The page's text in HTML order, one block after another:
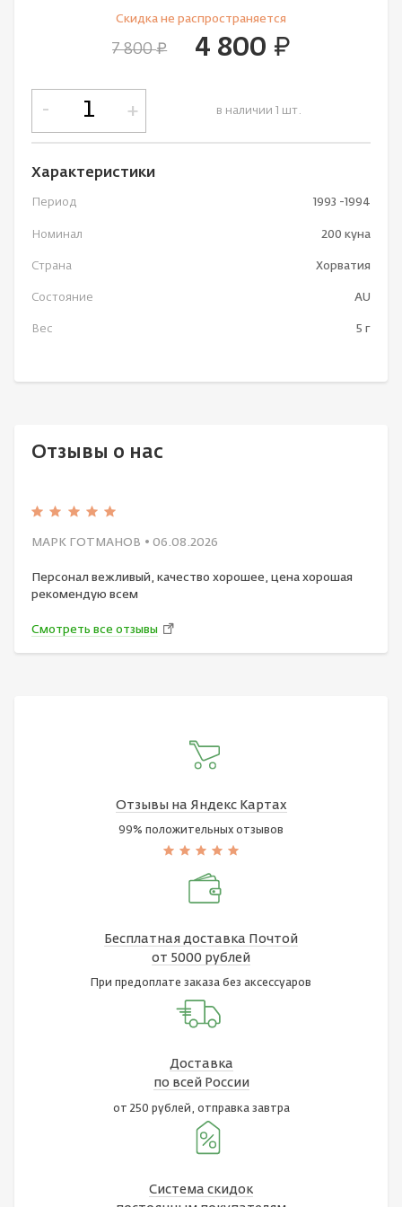
7 800руб. 4 800 руб.
в наличии 1 шт.
- +
Cкидка не рaспространяется
Характеристики
Период 1993 -1994
Номинал 200 куна
Страна Хорватия
Состояние AU
Вес 5 г
Отзывы о нас
МАРК ГОТМАНОВ • 06.08.2026
Персонал вежливый, качество хорошее, цена хорошая
рекомендую всем
Смотреть все отзывы
Отзывы на Яндекс Картах
99% положительных отзывов
Бесплатная доставка Почтой
от 5000 рублей
При предоплате заказа без аксессуаров
Доставка
по всей России
от 250 рублей, отправка завтра
Система скидок